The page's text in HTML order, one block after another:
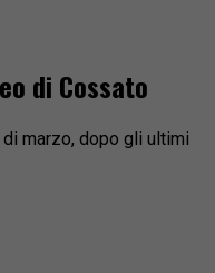
di Cossato
marzo, dopo gli ultimi